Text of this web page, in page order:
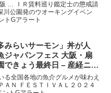
... ＩＲ賃料巡り鑑定士の懲戒請
公園発のウオーキングイベン
トGアラート
みらいサーモン」丼が人
ジャパンフェス 大阪 ・扇
できょう最終日 – 産経ニュ
る全国各地の魚介グルメが味わえ
ＡＮ ＦＥＳＴＩＶＡＬ２０２４